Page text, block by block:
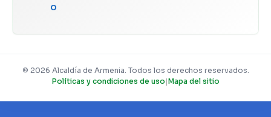
o
© 2026 Alcaldía de Armenia. Todos los derechos reservados.
Políticas y condiciones de uso |Mapa del sitio